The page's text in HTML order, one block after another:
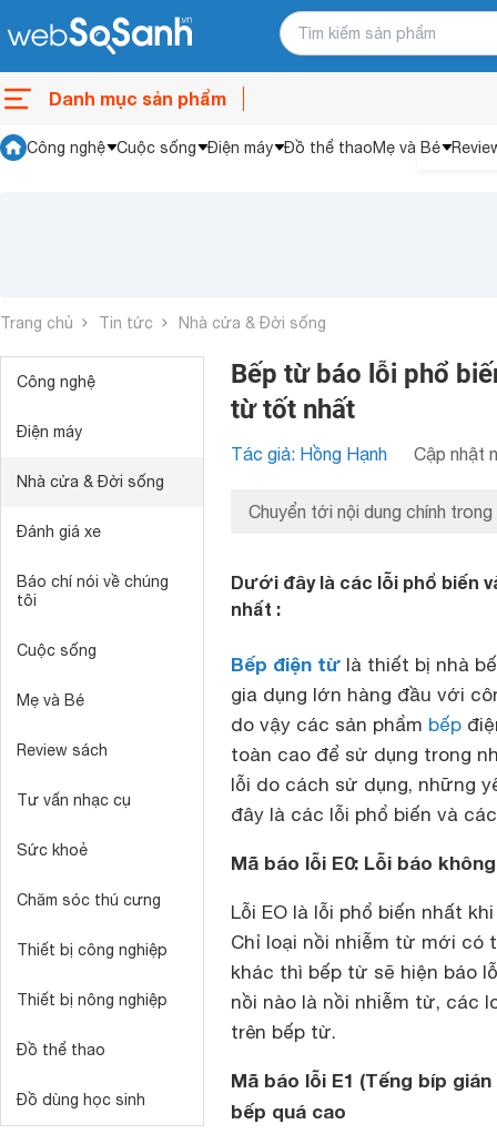
Danh mục sản phẩm
Công nghệ Cuộc sống Điện máy Đồ thể thaoMẹ và Bé
Trang chủ Tin tức Nhà cửa & Đời sống
Công nghệ
Điện máy
Nhà cửa & Đời sống
Đánh giá xe
Báo chí nói về chúng
tôi
Cuộc sống
Mẹ và Bé
Review sách
Tư vấn nhạc cụ
Sức khoẻ
Chăm sóc thú cưng
Thiết bị công nghiệp
Thiết bị nông nghiệp
Đồ thể thao
Đồ dùng học sinh
Bếp từ báo lỗi phổ
từ tốt nhất
Tác giả: Hồng Hạnh Cập nhật
Chuyển tới nội dung chính trong
Dưới đây là các lỗi phổ biến
nhất :
Bếp điện từ là thiết bị nhà
gia dụng lớn hàng đầu với
do vậy các sản phẩm bếp
toàn cao để sử dụng trong
lỗi do cách sử dụng, những
đây là các lỗi phổ biến và
Mã báo lỗi E0: Lỗi báo
Lỗi EO là lỗi phổ biến nhất
Chỉ loại nồi nhiễm từ mới có
khác thì bếp từ sẽ hiện báo
nồi nào là nồi nhiễm từ, các
trên bếp từ.
Mã báo lỗi E1 (Tếng bíp gián
bếp quá cao